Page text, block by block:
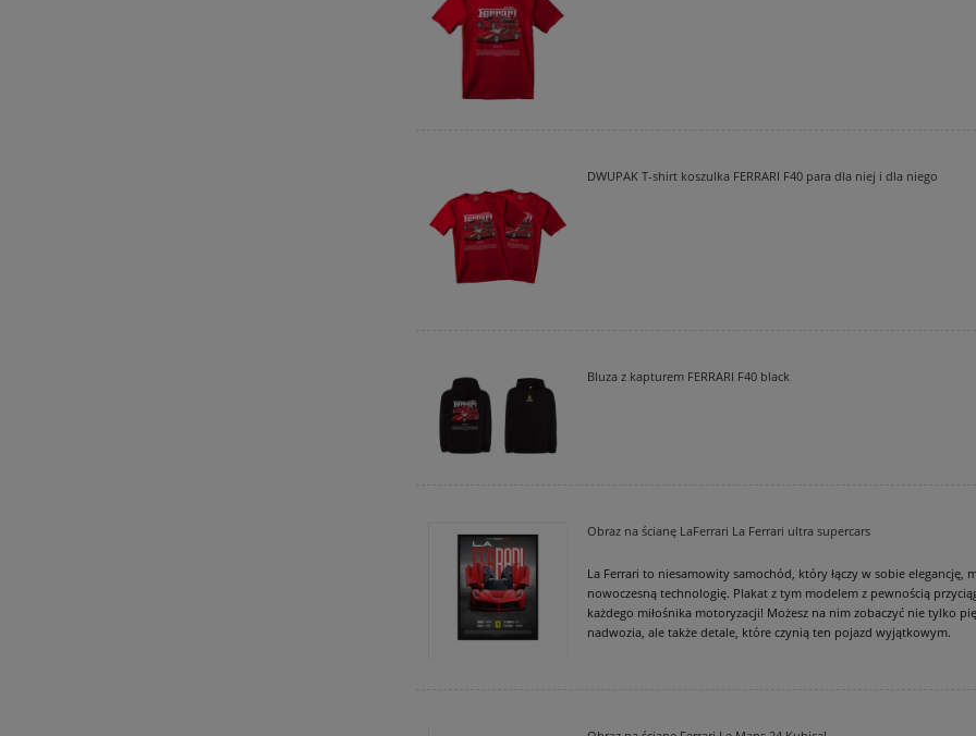
DWUPAK T-shirt koszulka FERRARI F40 para dla niej i dla niego
Bluza z kapturem FERRARI F40 black
Obraz na ścianę LaFerrari La Ferrari ultra supercars
La Ferrari to niesamowity samochód, który łączy w sobie elegancję,
nowoczesną technologię. Plakat z tym modelem z pewnością
każdego miłośnika motoryzacji! Możesz na nim zobaczyć nie tylko
nadwozia, ale także detale, które czynią ten pojazd wyjątkowym.